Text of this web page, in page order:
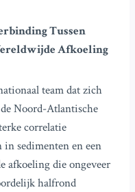
Tussen
Afkoeling
team dat zich
Noord-Atlantische
correlatie
in sedimenten en een
afkoeling die ongeveer
halfrond